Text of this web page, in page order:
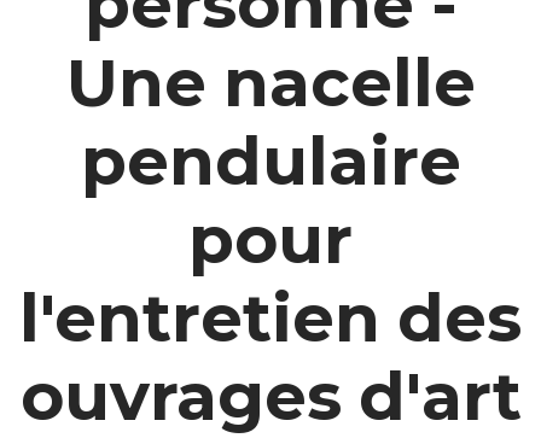
Une nacelle
pendulaire
pour
l'entretien des
ouvrages d'art